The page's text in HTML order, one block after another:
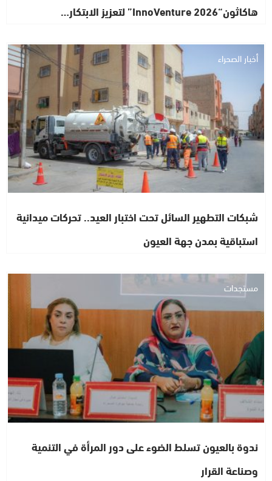
هاكاثون“InnoVenture 2026” لتعزيز الابتكار…
أخبار الصحراء
شبكات التطهير السائل تحت اختبار العيد.. تحركات ميدانية
استباقية بمدن جهة العيون
مستجدات
ندوة بالعيون تسلط الضوء على دور المرأة في التنمية
وصناعة القرار